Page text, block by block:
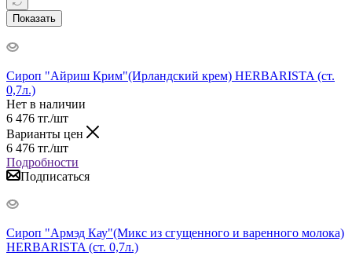
Показать
Сироп "Айриш Крим"(Ирландский крем) HERBARISTA (ст.
0,7л.)
Нет в наличии
6 476 тг./шт
Варианты цен
6 476 тг./шт
Подробности
Подписаться
Сироп "Армэд Кау"(Микс из сгущенного и варенного молока)
HERBARISTA (ст. 0,7л.)